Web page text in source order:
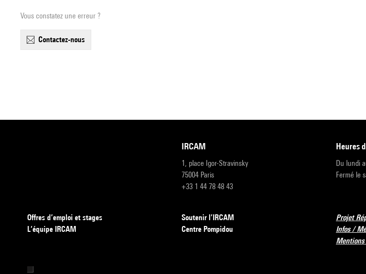
Vous constatez une erreur ?
contactez-nous
IRCAM
1, place Igor-Stravinsky
75004 Paris
+33 1 44 78 48 43
heures
Du lundi
Fermé le
Offres d’emploi et stages
L’équipe IRCAM
Soutenir l’IRCAM
Centre Pompidou
Projet
Infos /
Mentions